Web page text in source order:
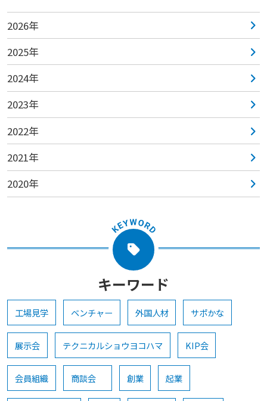
2026年
2025年
2024年
2023年
2022年
2021年
2020年
キーワード
工場見学 ベンチャー 外国人材 サポかな
展示会 テクニカルショウヨコハマ KIP会
会員組織 商談会 創業 起業